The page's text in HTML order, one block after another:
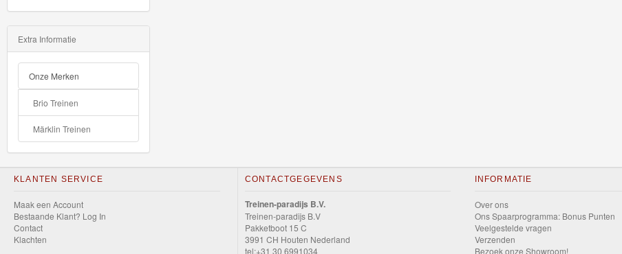
Thomas
Trackmaster
motorized
Thomas
Trackmaster
Push
Along
Thomas
trein
hout
Extra Informatie
Onze Merken
Brio Treinen
Märklin Treinen
KLANTEN SERVICE
Maak een Account
Bestaande Klant? Log In
Contact
Klachten
CONTACTGEGEVENS
Treinen-paradijs B.V.
Treinen-paradijs B.V
Pakketboot 15 C
3991 CH Houten Nederland
tel:+31 30 6991034
INFORMATIE
Over ons
Ons Spaarprogramma: Bonus Punten
Veelgestelde vragen
Verzenden
Bezoek onze Showroom!